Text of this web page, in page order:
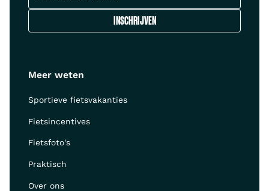
Meer weten
Sportieve fietsvakanties
Fietsincentives
Fietsfoto's
Praktisch
Over ons